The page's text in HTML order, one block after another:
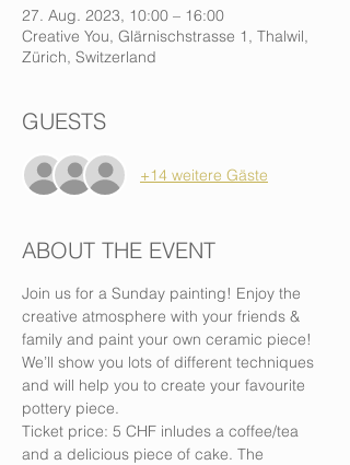
27. Aug. 2023, 10:00 – 16:00
Creative You, Glärnischstrasse 1, Thalwil,
Zürich, Switzerland
GUESTS
+14 weitere Gäste
ABOUT THE EVENT
Join us for a Sunday painting! Enjoy the
creative atmosphere with your friends &
family and paint your own ceramic piece!
We’ll show you lots of different techniques
and will help you to create your favourite
pottery piece.
Ticket price: 5 CHF inludes a coffee/tea
and a delicious piece of cake. The